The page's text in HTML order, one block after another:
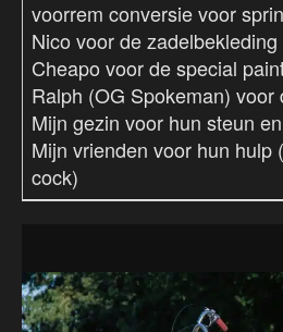
voorrem conversie voor
Nico voor de zadelbekleding
Cheapo voor de special
Ralph (OG Spokeman) voor
Mijn gezin voor hun steun
Mijn vrienden voor hun hulp
cock)